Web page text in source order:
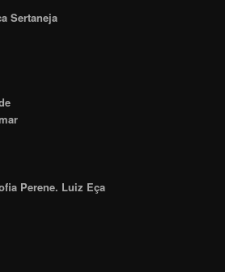
Sertaneja
Perene. Luiz Eça